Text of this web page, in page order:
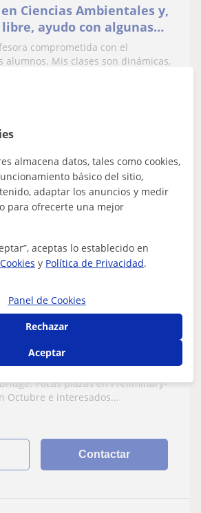
Ciencias Ambientales y,
ayudo con algunas
comprometida con el
alumnos. Mis clases son dinámicas,
M.Inés Mckee
in English
and Advanced
-Cambridge
preparando alumnos para
Pocas plazas en Preliminary-
Octubre e interesados...
Contactar
almacena datos, tales como cookies,
básico del sitio,
adaptar los anuncios y medir
para ofrecerte una mejor
aceptas lo establecido en
y Política de Privacidad.
Panel de Cookies
Rechazar
Aceptar